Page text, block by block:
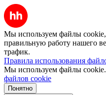
Мы используем файлы cookie,
правильную работу нашего
трафик.
Правила использования
Мы используем файлы cookie.
файлов cookie
Понятно